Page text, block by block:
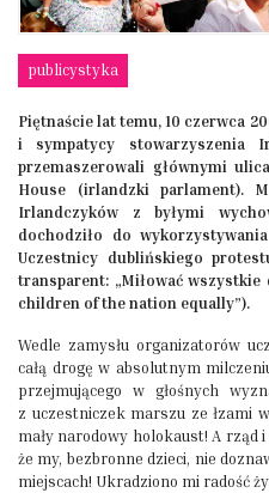
publicystyka
Piętnaście lat temu, 10 czerwca
i sympatycy stowarzyszenia
przemaszerowali głównymi
House (irlandzki parlament).
Irlandczyków z byłymi
dochodziło do
Uczestnicy dublińskiego
transparent: „Miłować
children of the nation equally”).
Wedle zamysłu organizatorów
całą drogę w absolutnym
przejmującego w głośnych
z uczestniczek marszu ze łzami
mały narodowy holokaust! A rząd
że my, bezbronne dzieci, nie
miejscach! Ukradziono mi radość